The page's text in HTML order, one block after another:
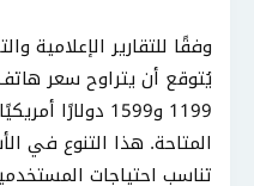
وفقًا للتقارير الإعلامية
1199 و1599
المتاحة. هذا التنوع في
تناسب احتياجات